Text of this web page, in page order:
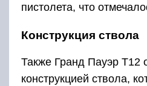
пистолета, что
Конструкция ствола
Также Гранд Пауэр T12
конструкцией ствола,